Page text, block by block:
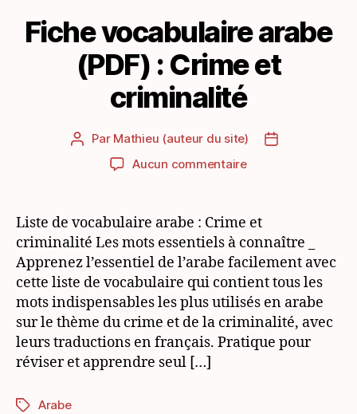
Fiche vocabulaire arabe
(PDF) : Crime et
criminalité
Auteur
l’article
Par Mathieu (auteur du site)
Date
Aucun commentairesur
arabe
:
Crime
et
criminalité
Liste de vocabulaire arabe : Crime et
criminalité Les mots essentiels à connaître _
Apprenez l’essentiel de l’arabe facilement avec
cette liste de vocabulaire qui contient tous les
mots indispensables les plus utilisés en arabe
sur le thème du crime et de la criminalité, avec
leurs traductions en français. Pratique pour
réviser et apprendre seul […]
Étiquettes
Arabe